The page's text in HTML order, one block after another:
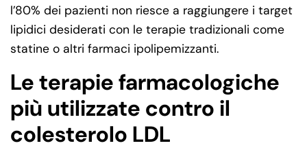
l’80% dei pazienti non riesce a raggiungere i target
lipidici desiderati con le terapie tradizionali come
statine o altri farmaci ipolipemizzanti.
Le terapie farmacologiche
più utilizzate contro il
colesterolo LDL